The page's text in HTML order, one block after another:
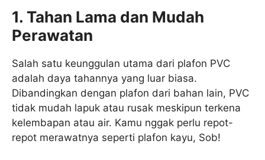
1. Tahan Lama dan Mudah
Perawatan
Salah satu keunggulan utama dari plafon PVC
adalah daya tahannya yang luar biasa.
Dibandingkan dengan plafon dari bahan lain, PVC
tidak mudah lapuk atau rusak meskipun terkena
kelembapan atau air. Kamu nggak perlu repot-
repot merawatnya seperti plafon kayu, Sob!